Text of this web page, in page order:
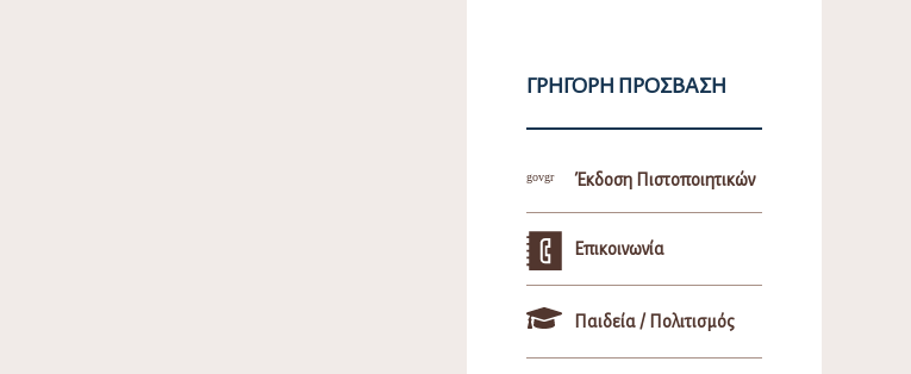
ΓΡΉΓΟΡΗ ΠΡΌΣΒΑΣΗ
Έκδοση Πιστοποιητικών
Επικοινωνία
Παιδεία / Πολιτισμός